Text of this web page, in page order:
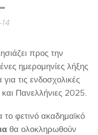
προς την
ημερομηνίες λήξης
τις ενδοσχολικές
και Πανελλήνιες 2025.
φετινό ακαδημαϊκό
θα ολοκληρωθούν